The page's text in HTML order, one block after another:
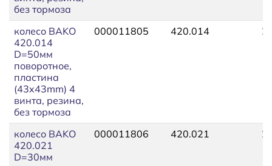
без тормоза
колесо BAKO
420.014
D=50мм
поворотное,
пластина
(43x43mm) 4
винта, резина,
без тормоза
000011805 420.014
колесо BAKO
420.021
D=30мм
000011806 420.021